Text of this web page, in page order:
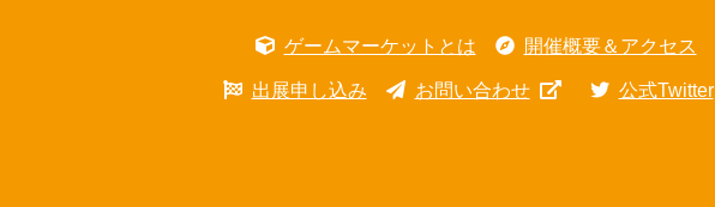
ゲームマーケットとは 開催概要＆アクセス
出展申し込み お問い合わせ 公式Twitter